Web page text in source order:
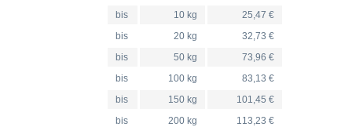
bis
10 kg
25,47 €
bis
20 kg
32,73 €
bis
50 kg
73,96 €
bis
100 kg
83,13 €
bis
150 kg
101,45 €
bis
200 kg
113,23 €